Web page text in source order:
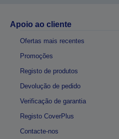
Apoio ao cliente
Ofertas mais recentes
Promoções
Registo de produtos
Devolução de pedido
Verificação de garantia
Registo CoverPlus
Contacte-nos